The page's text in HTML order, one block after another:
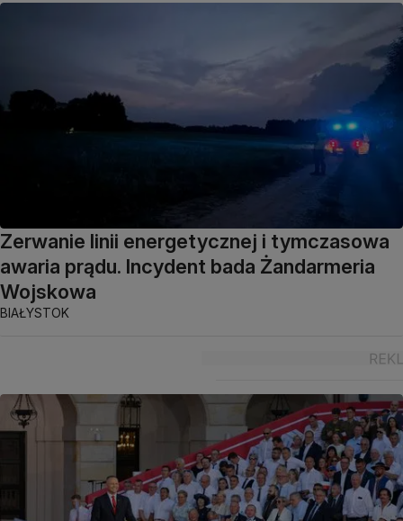
Zerwanie linii energetycznej i tymczasowa
awaria prądu. Incydent bada Żandarmeria
Wojskowa
BIAŁYSTOK